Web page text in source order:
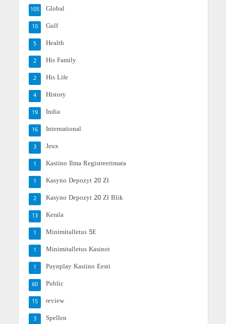
Global
105
Gulf
10
Health
5
His Family
2
His Life
2
History
4
India
19
International
16
Jeux
3
Kasiino Ilma Registreerimata
1
Kasyno Depozyt 20 Zł
1
Kasyno Depozyt 20 Zł Blik
2
Kerala
13
Minimitalletus 5E
1
Minimitalletus Kasinot
1
Paynplay Kasiino Eesti
1
Public
60
review
15
Spellen
3